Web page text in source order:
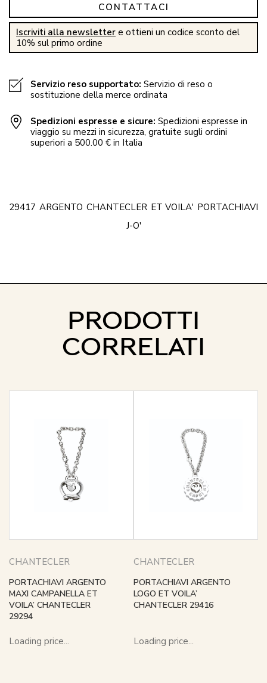
CONTATTACI
Iscriviti alla newsletter e ottieni un codice sconto del
10% sul primo ordine
Servizio reso supportato: Servizio di reso o
sostituzione della merce ordinata
Spedizioni espresse e sicure: Spedizioni espresse in
viaggio su mezzi in sicurezza, gratuite sugli ordini
superiori a 500.00 € in Italia
29417 ARGENTO CHANTECLER ET VOILA' PORTACHIAVI
J-O'
PRODOTTI
CORRELATI
CHANTECLER
PORTACHIAVI ARGENTO
MAXI CAMPANELLA ET
VOILA’ CHANTECLER
29294
Loading price...
CHANTECLER
PORTACHIAVI ARGENTO
LOGO ET VOILA’
CHANTECLER 29416
Loading price...